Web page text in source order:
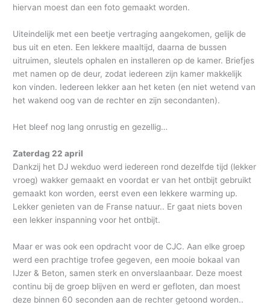
hiervan moest dan een foto gemaakt worden.
Uiteindelijk met een beetje vertraging aangekomen, gelijk de
bus uit en eten. Een lekkere maaltijd, daarna de bussen
uitruimen, sleutels ophalen en installeren op de kamer. Briefjes
met namen op de deur, zodat iedereen zijn kamer makkelijk
kon vinden. Iedereen lekker aan het keten (en niet wetend van
het wakend oog van de rechter en zijn secondanten).
Het bleef nog lang onrustig en gezellig…
Zaterdag 22 april
Dankzij het DJ wekduo werd iedereen rond dezelfde tijd (lekker
vroeg) wakker gemaakt en voordat er van het ontbijt gebruikt
gemaakt kon worden, eerst even een lekkere warming up.
Lekker genieten van de Franse natuur.. Er gaat niets boven
een lekker inspanning voor het ontbijt.
Maar er was ook een opdracht voor de CJC. Aan elke groep
werd een prachtige trofee gegeven, een mooie bokaal van
IJzer & Beton, samen sterk en onverslaanbaar. Deze moest
continu bij de groep blijven en werd er gefloten, dan moest
deze binnen 60 seconden aan de rechter getoond worden..